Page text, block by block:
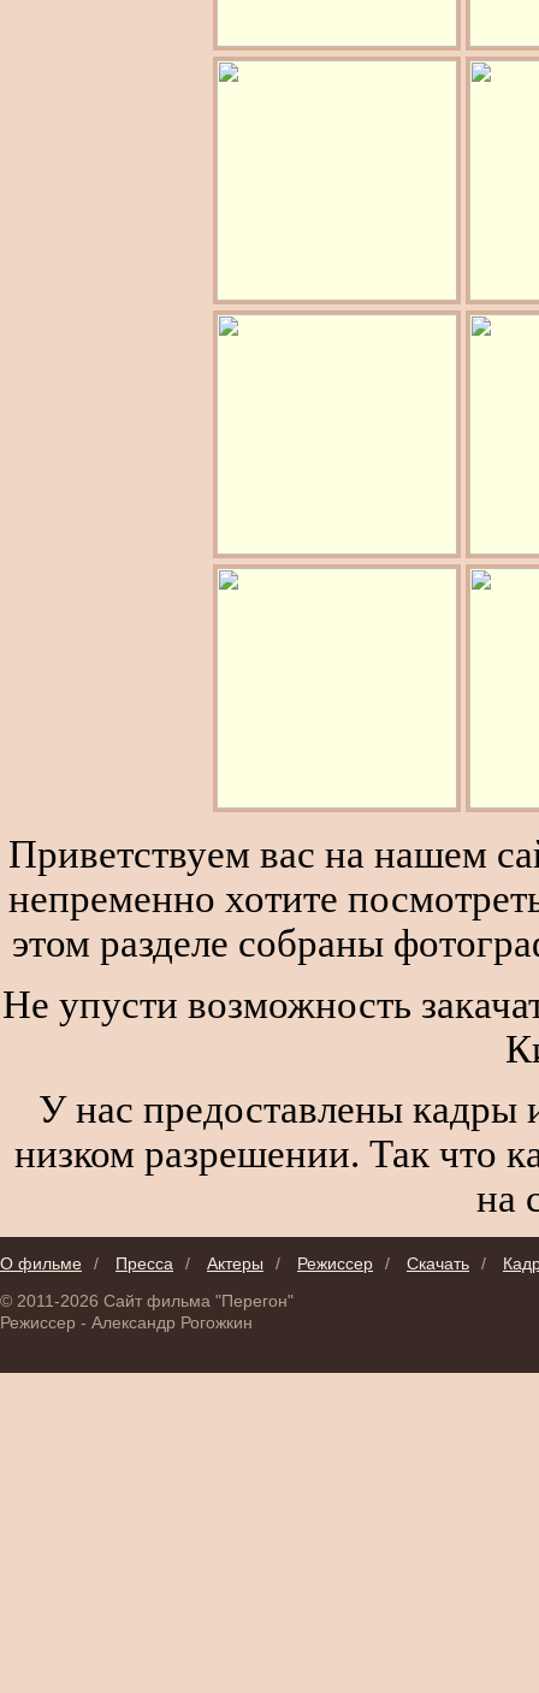
Приветствуем вас на нашем
непременно хотите
этом разделе собраны
Не упусти возможность
У нас предоставлены кадры
низком разрешении. Так что
на
О фильме / Пресса / Актеры / Режиссер / Скачать /
© 2011-2026 Сайт фильма "Перегон"
Режиссер - Александр Рогожкин